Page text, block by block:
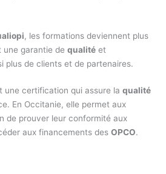
, les formations deviennent plus
une garantie dequalité et
plus de clients et de partenaires.
une certification qui assure laqualité
En Occitanie, elle permet aux
de prouver leur conformité aux
aux financements desOPCO.